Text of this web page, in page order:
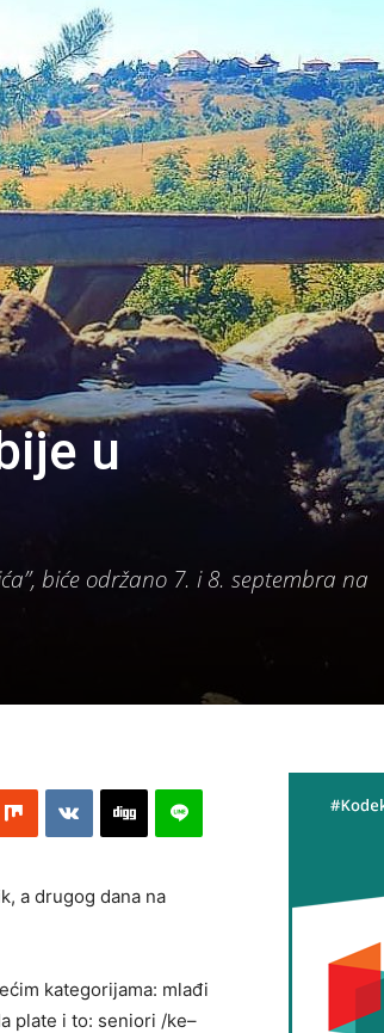
u
biće održano 7. i 8. septembra na
a drugog dana na
kategorijama: mlađi
plate i to: seniori /ke–